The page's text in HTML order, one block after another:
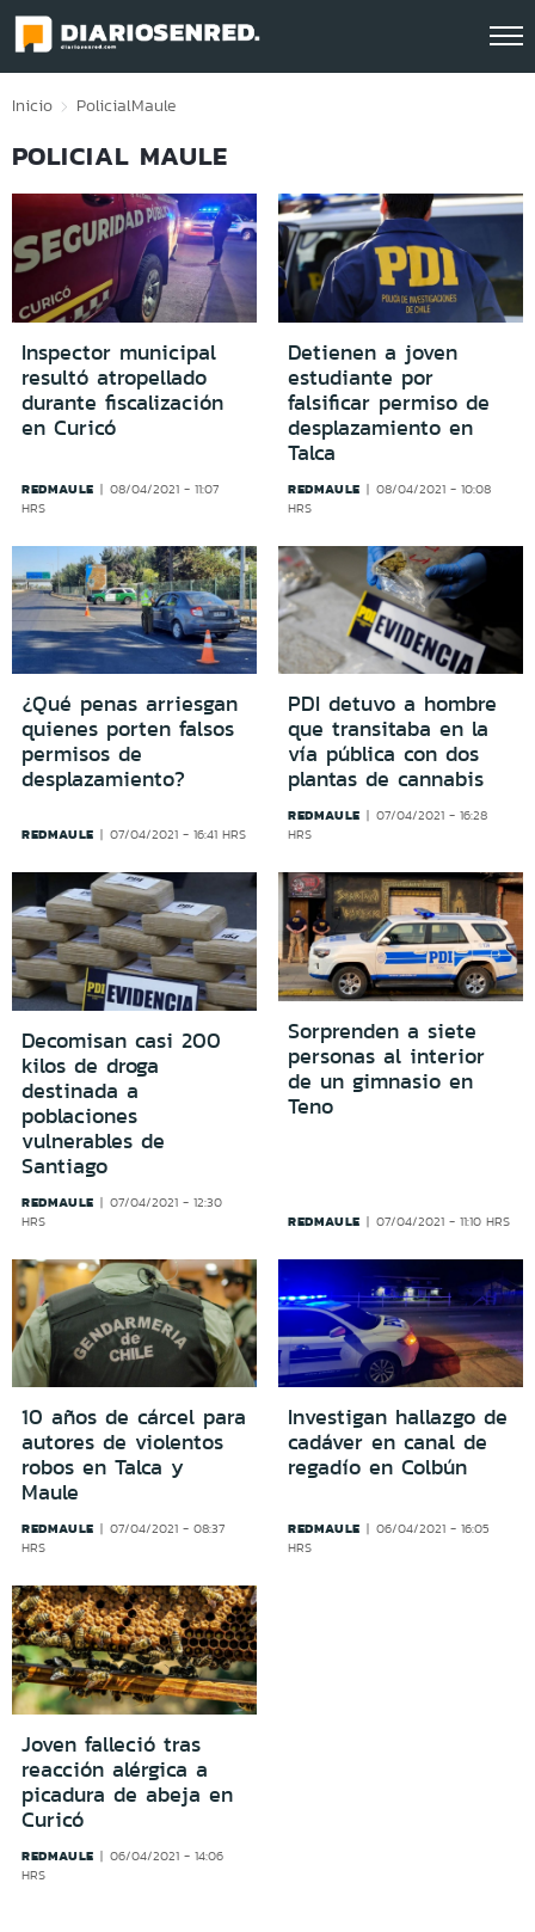
Click acá para ir directamente al contenido
Inicio PolicialMaule
POLICIAL MAULE
Inspector municipal
resultó atropellado
durante fiscalización
en Curicó
REDMAULE
08/04/2021 - 11:07
HRS
Detienen a joven
estudiante por
falsificar permiso de
desplazamiento en
Talca
REDMAULE
08/04/2021 - 10:08
HRS
¿Qué penas arriesgan
quienes porten falsos
permisos de
desplazamiento?
REDMAULE 07/04/2021 - 16:41 HRS
PDI detuvo a hombre
que transitaba en la
vía pública con dos
plantas de cannabis
REDMAULE
07/04/2021 - 16:28
HRS
Decomisan casi 200
kilos de droga
destinada a
poblaciones
vulnerables de
Santiago
REDMAULE
07/04/2021 - 12:30
HRS
Sorprenden a siete
personas al interior
de un gimnasio en
Teno
REDMAULE 07/04/2021 - 11:10 HRS
10 años de cárcel para
autores de violentos
robos en Talca y
Maule
REDMAULE
07/04/2021 - 08:37
HRS
Investigan hallazgo de
cadáver en canal de
regadío en Colbún
REDMAULE
06/04/2021 - 16:05
HRS
Joven falleció tras
reacción alérgica a
picadura de abeja en
Curicó
REDMAULE
06/04/2021 - 14:06
HRS